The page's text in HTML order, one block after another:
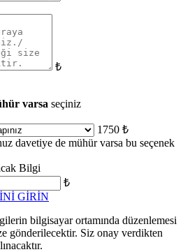
₺
varsa seçiniz
1750 ₺
davetiye de mühür varsa bu seçenek
Bilgi
₺
GİRİN
bilgisayar ortamında düzenlemesi
gönderilecektir. Siz onay verdikten